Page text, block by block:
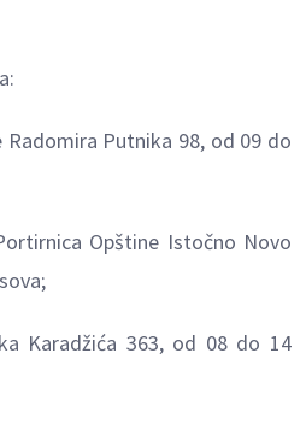
Radomira Putnika 98, od 09 do
Opštine Istočno Novo
Karadžića 363, od 08 do 14